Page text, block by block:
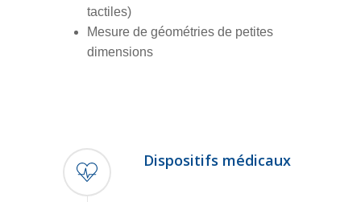
tactiles)
Mesure de géométries de petites
dimensions
Dispositifs médicaux